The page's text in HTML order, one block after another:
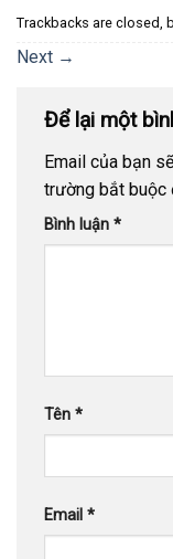
Trackbacks are closed,
Next →
Để lại một
Email của bạn
trường bắt buộc
Bình luận *
Tên *
Email *